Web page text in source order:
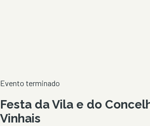
Evento terminado
Festa da Vila e do
Vinhais